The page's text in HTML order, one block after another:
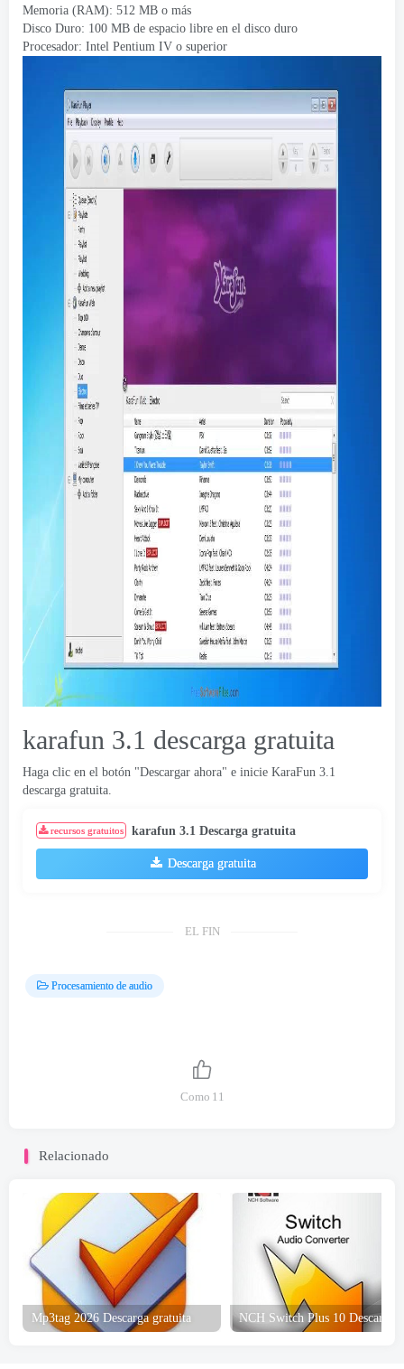
Memoria (RAM): 512 MB o más
Disco Duro: 100 MB de espacio libre en el disco duro
Procesador: Intel Pentium IV o superior
karafun 3.1 descarga gratuita
Haga clic en el botón "Descargar ahora" e inicie KaraFun 3.1
descarga gratuita.
recursos gratuitos karafun 3.1 Descarga gratuita
Descarga gratuita
EL FIN
Procesamiento de audio
Como 11
Relacionado
Mp3tag 2026 Descarga gratuita NCH Switch Plus 10 Descarga gratuita